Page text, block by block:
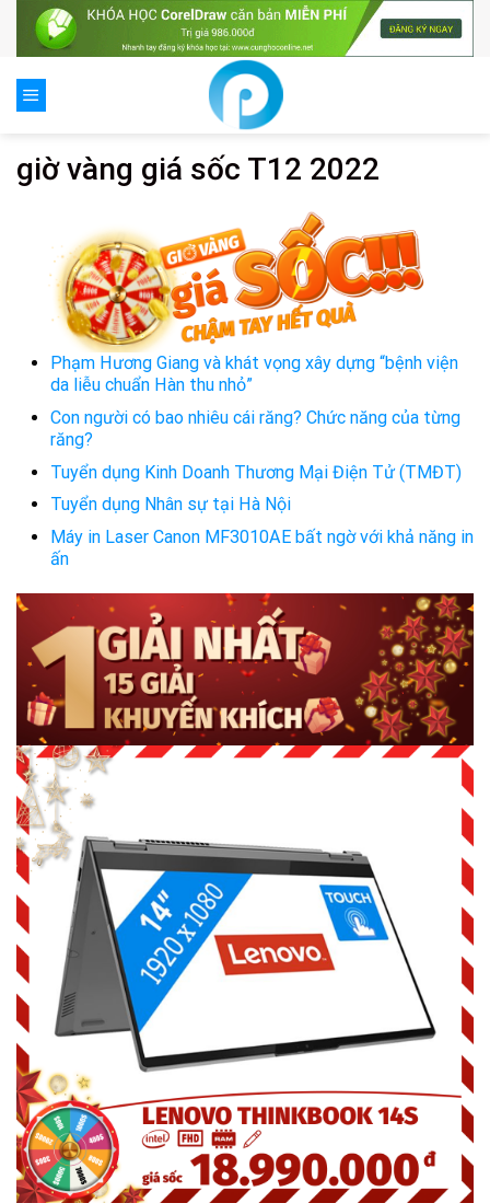
giờ vàng giá sốc T12 2022
Phạm Hương Giang và khát vọng xây dựng “bệnh viện
da liễu chuẩn Hàn thu nhỏ”
Con người có bao nhiêu cái răng? Chức năng của từng
răng?
Tuyển dụng Kinh Doanh Thương Mại Điện Tử (TMĐT)
Tuyển dụng Nhân sự tại Hà Nội
Máy in Laser Canon MF3010AE bất ngờ với khả năng in
ấn